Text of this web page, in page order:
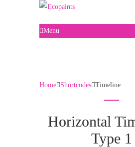
Menu
Home Shortcodes Timeline
Horizontal
Type 1